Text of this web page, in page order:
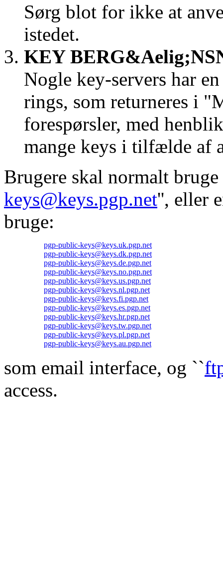
Sørg blot for ikke at
istedet.
KEY
Nogle key-servers har
rings, som returneres i
forespørsler, med
mange keys i tilfælde af
Brugere skal normalt
keys@keys.pgp.net'', eller
bruge:
pgp-public-keys@keys.uk.pgp.net
pgp-public-keys@keys.dk.pgp.net
pgp-public-keys@keys.de.pgp.net
pgp-public-keys@keys.no.pgp.net
pgp-public-keys@keys.us.pgp.net
pgp-public-keys@keys.nl.pgp.net
pgp-public-keys@keys.fi.pgp.net
pgp-public-keys@keys.es.pgp.net
pgp-public-keys@keys.hr.pgp.net
pgp-public-keys@keys.tw.pgp.net
pgp-public-keys@keys.pl.pgp.net
pgp-public-keys@keys.au.pgp.net
som email interface, og ``
access.